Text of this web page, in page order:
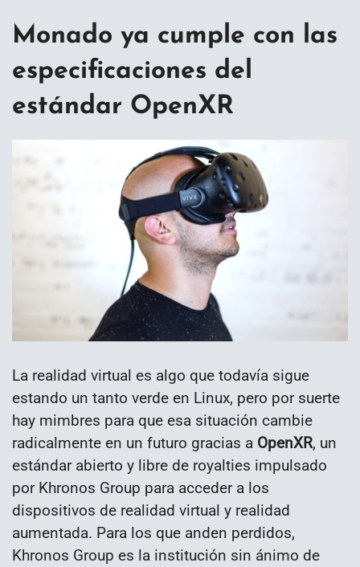
Monado ya cumple con las
especificaciones del
estándar OpenXR
La realidad virtual es algo que todavía sigue
estando un tanto verde en Linux, pero por suerte
hay mimbres para que esa situación cambie
radicalmente en un futuro gracias a OpenXR, un
estándar abierto y libre de royalties impulsado
por Khronos Group para acceder a los
dispositivos de realidad virtual y realidad
aumentada. Para los que anden perdidos,
Khronos Group es la institución sin ánimo de